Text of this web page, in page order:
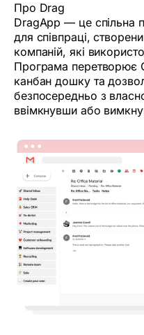
Про Drag
DragApp — це спільна
для співпраці,
компаній, які
Програма перетворює
канбан дошку та
безпосередньо з
ввімкнувши або